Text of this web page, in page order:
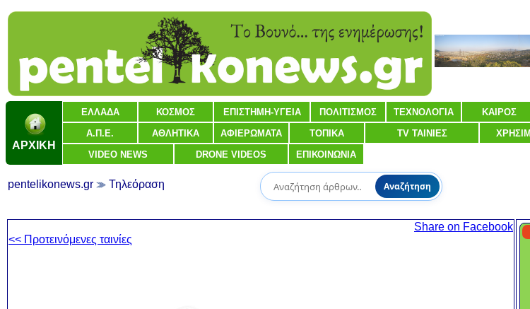
ΑΡΧΙΚΗ
ΕΛΛΑΔΑ ΚΟΣΜΟΣ ΕΠΙΣΤΗΜΗ-ΥΓΕΙΑ ΠΟΛΙΤΙΣΜΟΣ ΤΕΧΝΟΛΟΓΙΑ ΚΑΙΡΟΣ
Α.Π.Ε. ΑΘΛΗΤΙΚΑ ΑΦΙΕΡΩΜΑΤΑ ΤΟΠΙΚΑ TV ΤΑΙΝΙΕΣ
VIDEO NEWS DRONE VIDEOS ΕΠΙΚΟΙΝΩΝΙΑ
pentelikonews.gr Τηλεόραση Αναζήτηση
Share on Facebook
<< Προτεινόμενες ταινίες